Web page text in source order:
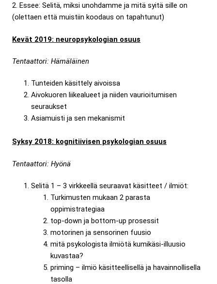
2. Essee: Selitä, miksi unohdamme ja mitä syitä sille on
(olettaen että muistiin koodaus on tapahtunut)
Kevät 2019: neuropsykologian osuus
Tentaattori: Hämäläinen
Tunteiden käsittely aivoissa
Aivokuoren liikealueet ja niiden vaurioitumisen
seuraukset
Asiamuisti ja sen mekanismit
Syksy 2018: kognitiivisen psykologian osuus
Tentaattori: Hyönä
Selitä 1 – 3 virkkeellä seuraavat käsitteet / ilmiöt:
Turkimusten mukaan 2 parasta
oppimistrategiaa
top-down ja bottom-up prosessit
motorinen ja sensorinen fuusio
mitä psykologista ilmiötä kumikäsi-illuusio
kuvastaa?
priming – ilmiö käsitteellisellä ja havainnollisella
tasolla